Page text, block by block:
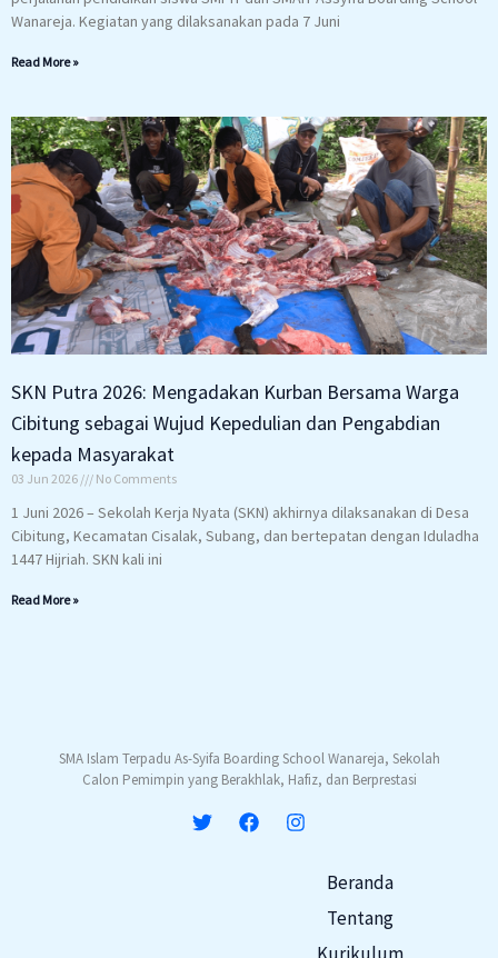
Wanareja. Kegiatan yang dilaksanakan pada 7 Juni
Read More »
SKN Putra 2026: Mengadakan Kurban Bersama Warga
Cibitung sebagai Wujud Kepedulian dan Pengabdian
kepada Masyarakat
03 Jun 2026 No Comments
1 Juni 2026 – Sekolah Kerja Nyata (SKN) akhirnya dilaksanakan di Desa
Cibitung, Kecamatan Cisalak, Subang, dan bertepatan dengan Iduladha
1447 Hijriah. SKN kali ini
Read More »
SMA Islam Terpadu As-Syifa Boarding School Wanareja, Sekolah
Calon Pemimpin yang Berakhlak, Hafiz, dan Berprestasi
Beranda
Tentang